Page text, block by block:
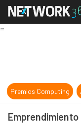
Premios Computing